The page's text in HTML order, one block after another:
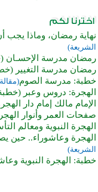
نهاية رمضان، وماذا يجب
الشريعة)
رمضان مدرسة الإحسـان
رمضان مدرسة التغيير
خطبة: مدرسة الصوم
الهجرة: دروس وعبر
الإمام مالك إمام دار
صفحات العمر وأنوار
الهجرة النبوية ومعالم
الهجرة وعاشوراء.. حين
الشريعة)
خطبة: الهجرة النبوية